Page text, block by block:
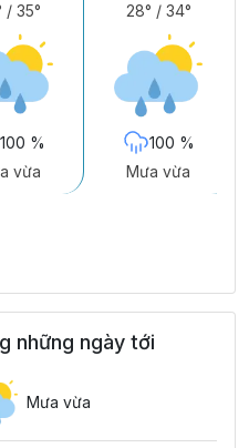
/ 35°
100 %
vừa
28° / 34°
100 %
Mưa vừa
những ngày tới
Mưa vừa